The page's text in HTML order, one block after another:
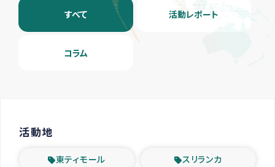
すべて 活動レポート
コラム
活動地
東ティモール スリランカ